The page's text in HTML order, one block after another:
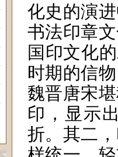
化史的演进
书法印章
国印文化
时期的信物
魏晋唐宋
印，显示
折。其二，